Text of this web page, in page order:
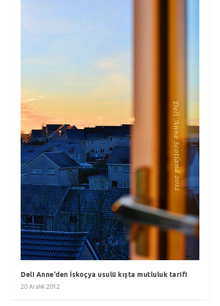
Deli Anne'den İskoçya usulü kışta mutluluk tarifi
20 Aralık 2012